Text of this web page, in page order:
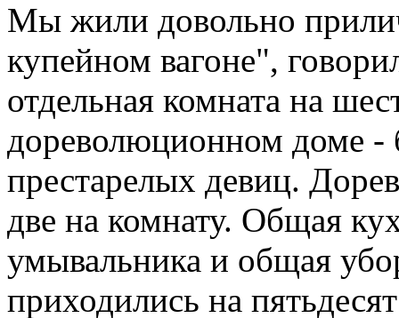
Мы жили довольно
купейном вагоне",
отдельная комната на
дореволюционном доме
престарелых девиц.
две на комнату. Общая
умывальника и общая
приходились на